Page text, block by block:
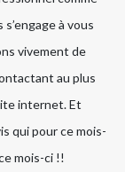
à vous
vivement de
au plus
internet. Et
qui pour ce mois-
mois-ci !!